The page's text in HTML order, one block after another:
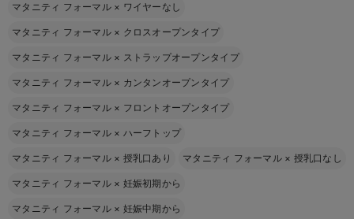
マタニティ フォーマル × ワイヤーなし
マタニティ フォーマル × クロスオープンタイプ
マタニティ フォーマル × ストラップオープンタイプ
マタニティ フォーマル × カンタンオープンタイプ
マタニティ フォーマル × フロントオープンタイプ
マタニティ フォーマル × ハーフトップ
マタニティ フォーマル × 授乳口あり マタニティ フォーマル × 授乳口なし
マタニティ フォーマル × 妊娠初期から
マタニティ フォーマル × 妊娠中期から